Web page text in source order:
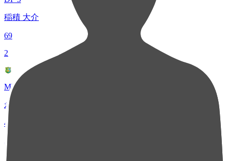
稲積 大介
69
2
MF 80
永田 一真
43
2